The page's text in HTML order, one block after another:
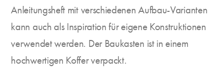
Anleitungsheft mit verschiedenen Aufbau-Varianten
kann auch als Inspiration für eigene Konstruktionen
verwendet werden. Der Baukasten ist in einem
hochwertigen Koffer verpackt.